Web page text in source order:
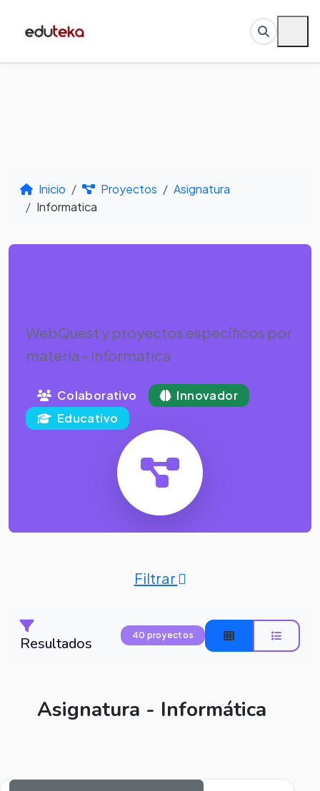
Inicio Proyectos
Asignatura
Informatica
WebQuest y proyectos específicos por
materia - Informatica
Colaborativo
Innovador
Educativo
Filtrar
Resultados 40 proyectos
Asignatura - Informática